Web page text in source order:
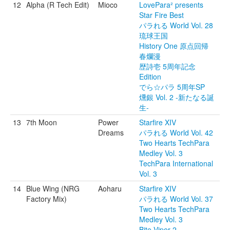
12 Alpha (R Tech Edit) Mioco
LovePara² presents
Star Fire Best
パラれる World Vol. 28
琉球王国
History One 原点回帰
春爛漫
歴詩壱 5周年記念
Edition
でら☆パラ 5周年SP
燻銀 Vol. 2 -新たなる誕
生-
13 7th Moon
Power
Dreams
Starfire XIV
パラれる World Vol. 42
Two Hearts TechPara
Medley Vol. 3
TechPara International
Vol. 3
14 Blue Wing (NRG
Factory Mix)
Aoharu
Starfire XIV
パラれる World Vol. 37
Two Hearts TechPara
Medley Vol. 3